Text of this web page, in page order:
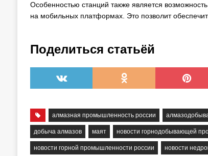
Особенностью станций также является
на мобильных платформах. Это позволит
Поделиться статьёй
алмазная промышленность россии
добыча алмазов маят новости горнодобывающей
новости горной промышленности россии новости